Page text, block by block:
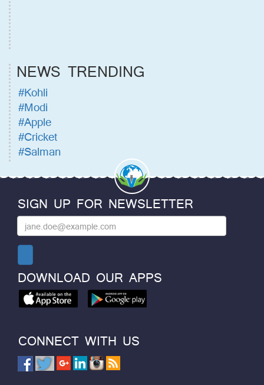
NEWS TRENDING
#Kohli
#Modi
#Apple
#Cricket
#Salman
SIGN UP FOR NEWSLETTER
DOWNLOAD OUR APPS
CONNECT WITH US